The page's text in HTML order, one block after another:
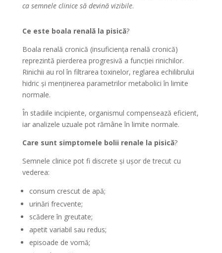
ca semnele clinice să devină vizibile.
Ce este boala renală la pisică?
Boala renală cronică (insuficiența renală cronică)
reprezintă pierderea progresivă a funcției rinichilor.
Rinichii au rol în filtrarea toxinelor, reglarea echilibrului
hidric și menținerea parametrilor metabolici în limite
normale.
În stadiile incipiente, organismul compensează eficient,
iar analizele uzuale pot rămâne în limite normale.
Care sunt simptomele bolii renale la pisică?
Semnele clinice pot fi discrete și ușor de trecut cu
vederea:
consum crescut de apă;
urinări frecvente;
scădere în greutate;
apetit variabil sau redus;
episoade de vomă;